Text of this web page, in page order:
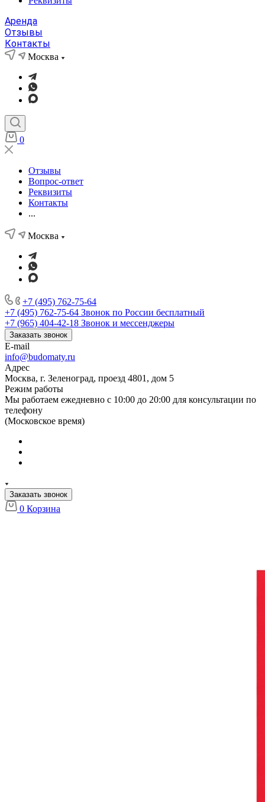
Аренда
Отзывы
Контакты
Москва
0
Отзывы
Вопрос-ответ
Реквизиты
Контакты
...
Москва
+7 (495) 762-75-64
+7 (495) 762-75-64 Звонок по России бесплатный
+7 (965) 404-42-18 Звонок и мессенджеры
Заказать звонок
E-mail
info@budomaty.ru
Адрес
Москва, г. Зеленоград, проезд 4801, дом 5
Режим работы
Мы работаем ежедневно с 10:00 до 20:00 для консультации по
телефону
(Московское время)
Заказать звонок
0 Корзина